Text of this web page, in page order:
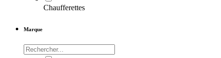
Chaufferettes
Marque